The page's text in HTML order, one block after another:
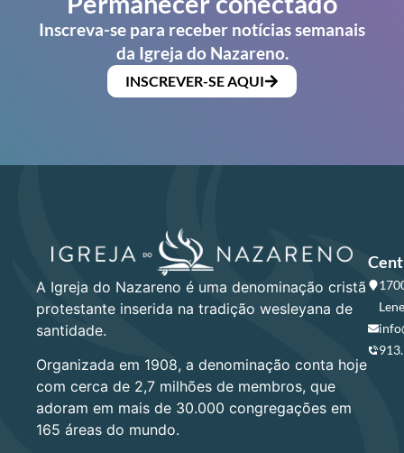
Inscreva-se para receber notícias semanais
da Igreja do Nazareno.
INSCREVER-SE AQUI
A Igreja do Nazareno é uma denominação cristã
protestante inserida na tradição wesleyana de
santidade.
Organizada em 1908, a denominação conta hoje
com cerca de 2,7 milhões de membros, que
adoram em mais de 30.000 congregações em
165 áreas do mundo.